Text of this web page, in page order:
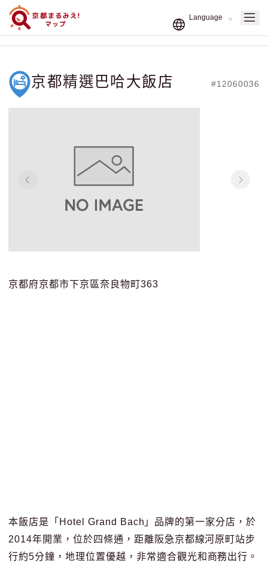
京都精選巴哈大飯店 #12060036
京都府京都市下京區奈良物町363
本飯店是「Hotel Grand Bach」品牌的第一家分店，於
2014年開業，位於四條通，距離阪急京都線河原町站步
行約5分鐘，地理位置優越，非常適合觀光和商務出行。